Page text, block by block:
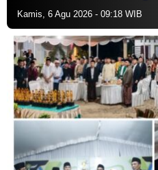
Kamis, 6 Agu 2026 - 09:18 WIB